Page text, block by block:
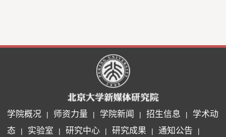
学院概况 | 师资力量 | 学院新闻 | 招生信息 |
学术动
态
| 实验室 | 研究中心 | 研究成果 | 通知公告 |